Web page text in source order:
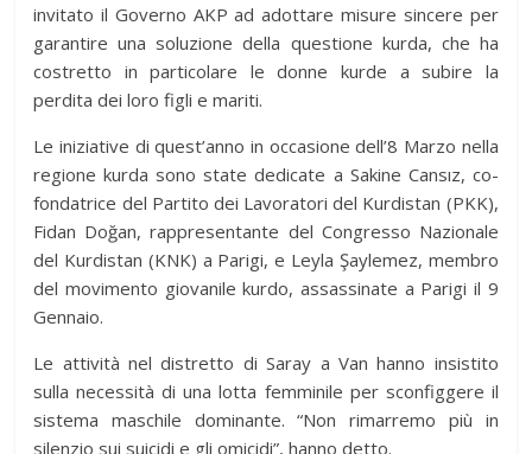
invitato il Governo AKP ad adottare misure sincere per
garantire una soluzione della questione kurda, che ha
costretto in particolare le donne kurde a subire la
perdita dei loro figli e mariti.
Le iniziative di quest’anno in occasione dell’8 Marzo nella
regione kurda sono state dedicate a Sakine Cansız, co-
fondatrice del Partito dei Lavoratori del Kurdistan (PKK),
Fidan Doğan, rappresentante del Congresso Nazionale
del Kurdistan (KNK) a Parigi, e Leyla Şaylemez, membro
del movimento giovanile kurdo, assassinate a Parigi il 9
Gennaio.
Le attività nel distretto di Saray a Van hanno insistito
sulla necessità di una lotta femminile per sconfiggere il
sistema maschile dominante. “Non rimarremo più in
silenzio sui suicidi e gli omicidi”, hanno detto.